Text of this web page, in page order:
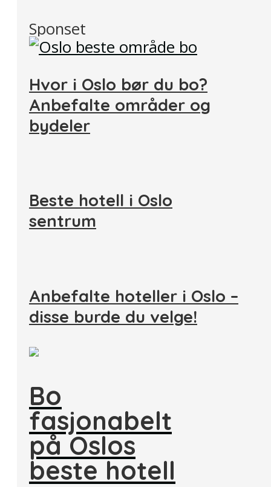
Sponset
Hvor i Oslo bør du bo?
Anbefalte områder og
bydeler
Beste hotell i Oslo
sentrum
Anbefalte hoteller i Oslo –
disse burde du velge!
Bo
fasjonabelt
på Oslos
beste hotell